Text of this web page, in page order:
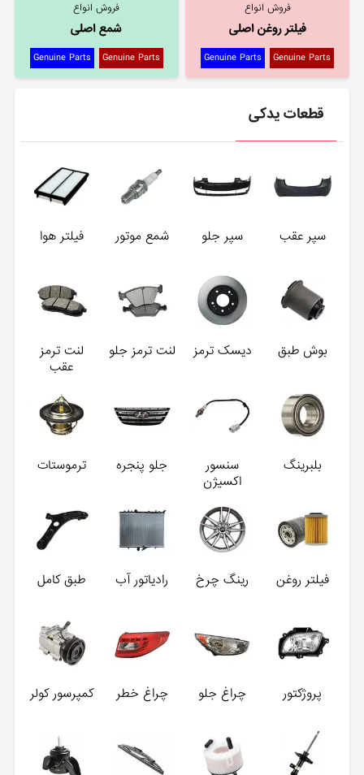
فروش انواع
فیلتر روغن اصلی
Genuine Parts
Genuine Parts
فروش انواع
شمع اصلی
Genuine Parts
Genuine Parts
قطعات یدکی
سپر عقب سپر جلو شمع موتور فیلتر هوا
بوش طبق دیسک ترمز لنت ترمز جلو
لنت ترمز
عقب
بلبرینگ
سنسور
اکسیژن
جلو پنجره ترموستات
فیلتر روغن رینگ چرخ رادیاتور آب طبق کامل
پروژکتور چراغ جلو چراغ خطر کمپرسور کولر